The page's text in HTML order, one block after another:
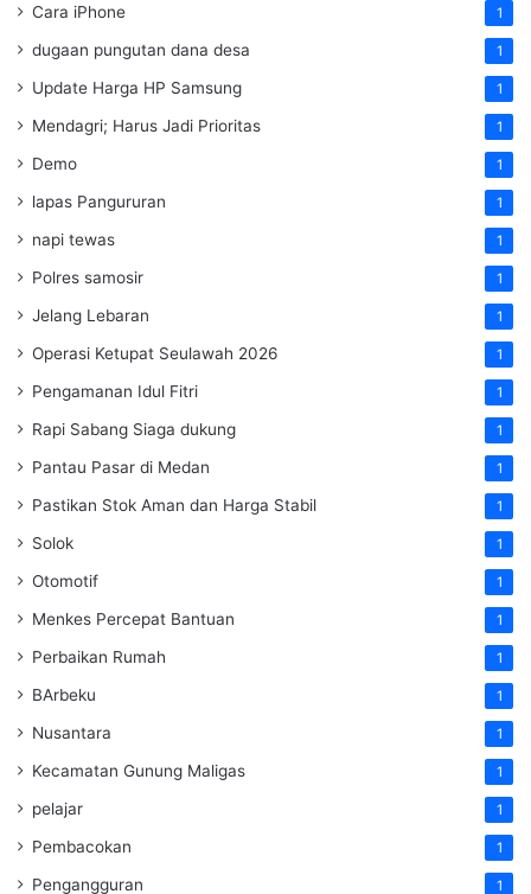
Cara iPhone 1
dugaan pungutan dana desa 1
Update Harga HP Samsung 1
Mendagri; Harus Jadi Prioritas 1
Demo 1
lapas Pangururan 1
napi tewas 1
Polres samosir 1
Jelang Lebaran 1
Operasi Ketupat Seulawah 2026 1
Pengamanan Idul Fitri 1
Rapi Sabang Siaga dukung 1
Pantau Pasar di Medan 1
Pastikan Stok Aman dan Harga Stabil 1
Solok 1
Otomotif 1
Menkes Percepat Bantuan 1
Perbaikan Rumah 1
BArbeku 1
Nusantara 1
Kecamatan Gunung Maligas 1
pelajar 1
Pembacokan 1
Pengangguran 1